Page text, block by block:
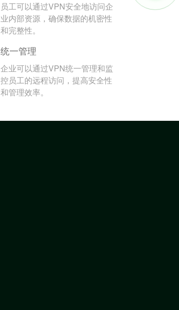
员工可以通过VPN安全地访问企
业内部资源，确保数据的机密性
和完整性。
统一管理
企业可以通过VPN统一管理和监
控员工的远程访问，提高安全性
和管理效率。